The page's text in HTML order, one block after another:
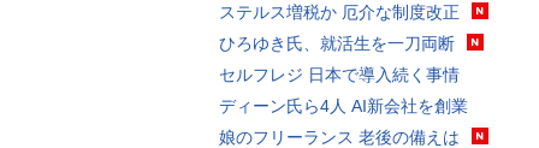
ステルス増税か 厄介な制度改正
ひろゆき氏、就活生を一刀両断
セルフレジ 日本で導入続く事情
ディーン氏ら4人 AI新会社を創業
娘のフリーランス 老後の備えは